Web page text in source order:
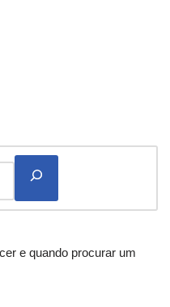
e quando procurar um